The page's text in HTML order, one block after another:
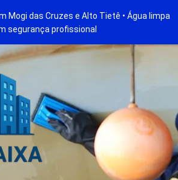
Mogi das Cruzes e Alto Tietê • Água limpa
segurança profissional